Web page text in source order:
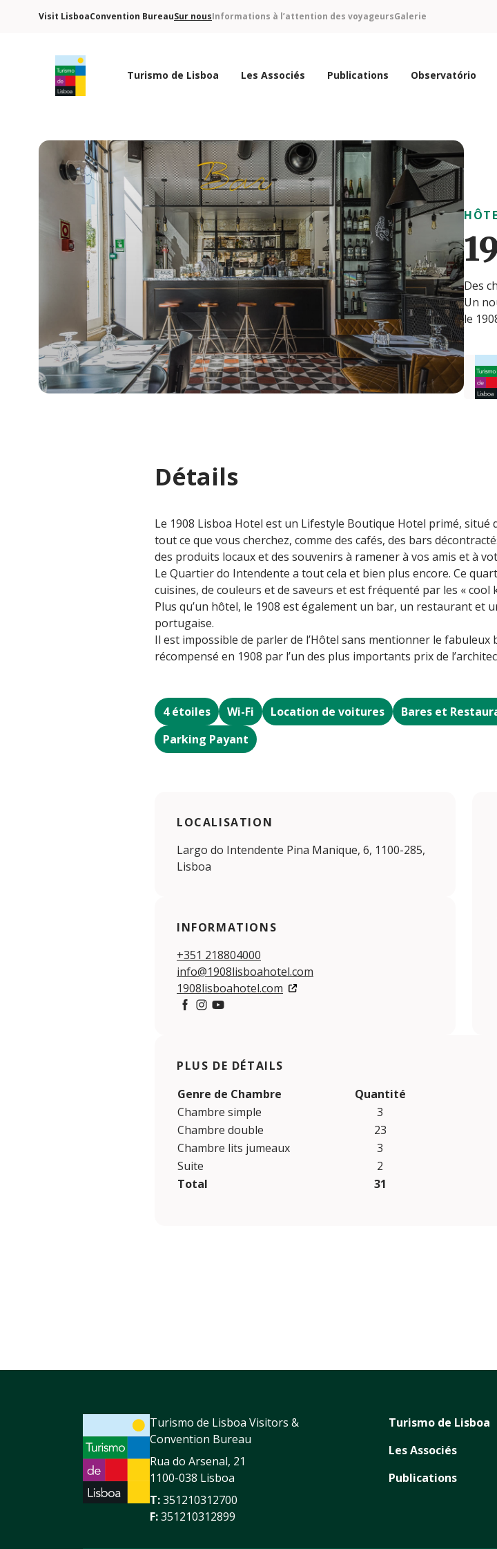
Visit LisboaConvention BureauSur nousInformations à l’attention des voyageursGalerie
Turismo de Lisboa Les Associés Publications Observatório
Des
Un
le
Détails
Le 1908 Lisboa Hotel est un Lifestyle Boutique Hotel primé,
tout ce que vous cherchez, comme des cafés, des bars
des produits locaux et des souvenirs à ramener à vos amis et à
Le Quartier do Intendente a tout cela et bien plus encore. Ce
cuisines, de couleurs et de saveurs et est fréquenté par les « cool
Plus qu’un hôtel, le 1908 est également un bar, un restaurant et
portugaise.
Il est impossible de parler de l’Hôtel sans mentionner le
récompensé en 1908 par l’un des plus importants prix de
4 étoiles Wi-Fi Location de voitures Bares et
Parking Payant
LOCALISATION
Largo do Intendente Pina Manique, 6, 1100-285,
Lisboa
INFORMATIONS
+351 218804000
info@1908lisboahotel.com
1908lisboahotel.com
PLUS DE DÉTAILS
Genre de Chambre
Quantité
Chambre simple
3
Chambre double
23
Chambre lits jumeaux
3
Suite
2
Total
31
Turismo de Lisboa Visitors &
Convention Bureau
Rua do Arsenal, 21
1100-038 Lisboa
T:351210312700
F:351210312899
Turismo de Lisboa
Les Associés
Publications